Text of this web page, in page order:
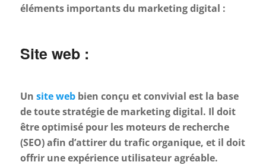
éléments importants du marketing digital :
Site web :
Un site webbien conçu et convivial est la base
de toute stratégie de marketing digital. Il doit
être optimisé pour les moteurs de recherche
(SEO) afin d’attirer du trafic organique, et il doit
offrir une expérience utilisateur agréable.